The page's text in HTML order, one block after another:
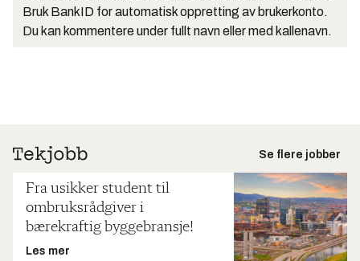
Bruk BankID for automatisk oppretting av brukerkonto.
Du kan kommentere under fullt navn eller med kallenavn.
Se flere jobber
Fra usikker student til
ombruksrådgiver i
bærekraftig byggebransje!
Les mer